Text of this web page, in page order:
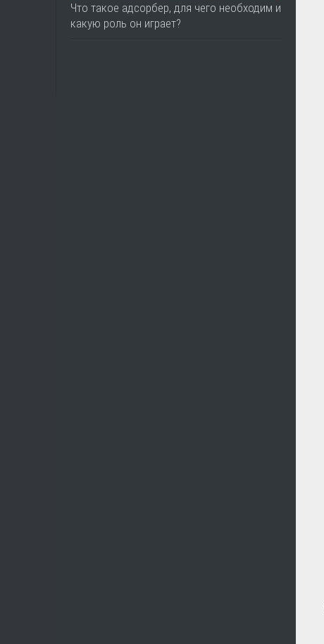
Что такое адсорбер, для чего необходим и
какую роль он играет?